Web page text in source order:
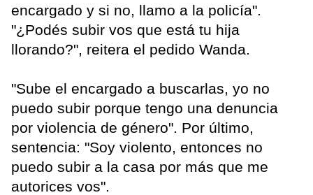
encargado y si no, llamo a la policía".
"¿Podés subir vos que está tu hija
llorando?", reitera el pedido Wanda.
"Sube el encargado a buscarlas, yo no
puedo subir porque tengo una denuncia
por violencia de género". Por último,
sentencia: "Soy violento, entonces no
puedo subir a la casa por más que me
autorices vos".